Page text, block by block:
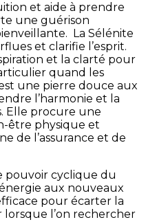
et aide à prendre
une guérison
La Sélénite
et clarifie l’esprit.
et la clarté pour
quand les
une pierre douce aux
l’harmonie et la
Elle procure une
être physique et
de l’assurance et de
pouvoir cyclique du
aux nouveaux
pour écarter la
l’on rechercher